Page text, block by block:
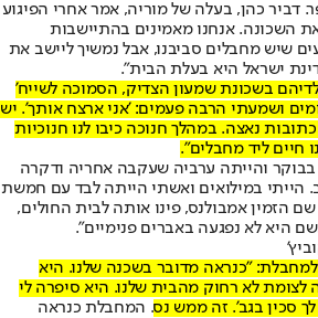
דביר כהן, בעלה של מוריה, אמר אחרי הפיגוע
השכונה. אנחנו מאמינים בהתיישבות
שיש מחבלים סביבנו, אבל נמשיך ליישב את
ישראל היא בעלת הבית".
בשכונת שמעון הצדיק, הסמוכה לשייח'
ושמעתי הרבה פעמים: 'אני ארצח אותך'. יש
כתובות נאצה. במהלך חנוכה כיבו לנו חנוכיות
חיים ליד מחבלים".
בבוקר והייתה ערביה שעקבה אחריה ודקרה
הייתי במילואים ואשתי הייתה לבד עם חמשת
הזמין אמבולנס, פינו אותה לבית החולים,
היא לא נפגעה באברים פנימיים".
"כנראה מדובר בשכנה שלנו. היא
לצומת לא רחוק מהבית שלנו. היא סיפרה לי
סכין בגב'. זה ממש נס. המחבלת כנראה